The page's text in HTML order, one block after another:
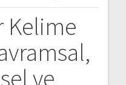
Kelime
ve